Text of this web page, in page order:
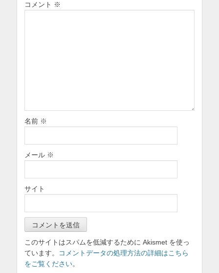
コメント ※
名前 ※
メール ※
サイト
このサイトはスパムを低減するために Akismet を使っ
ています。
コメントデータの処理方法の詳細はこちら
をご覧ください。